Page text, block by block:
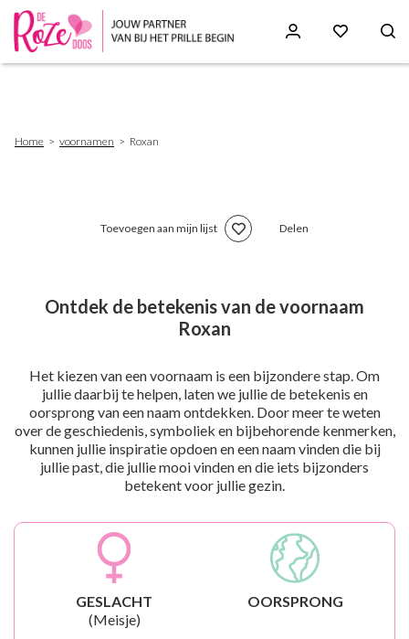
Home voornamen Roxan
Toevoegen aan mijn lijst Delen
Ontdek de betekenis van de voornaam
Roxan
Het kiezen van een voornaam is een bijzondere stap. Om
jullie daarbij te helpen, laten we jullie de betekenis en
oorsprong van een naam ontdekken. Door meer te weten
over de geschiedenis, symboliek en bijbehorende kenmerken,
kunnen jullie inspiratie opdoen en een naam vinden die bij
jullie past, die jullie mooi vinden en die iets bijzonders
betekent voor jullie gezin.
GESLACHT
(Meisje)
OORSPRONG